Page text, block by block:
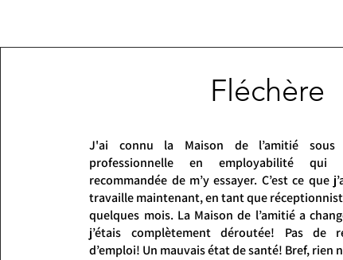
Fléchère
J'ai connu la Maison de l’amitié sous
professionnelle en employabilité qui
recommandée de m’y essayer. C’est ce que
travaille maintenant, en tant que
quelques mois. La Maison de l’amitié a
j’étais complètement déroutée! Pas de
d’emploi! Un mauvais état de santé! Bref, rien